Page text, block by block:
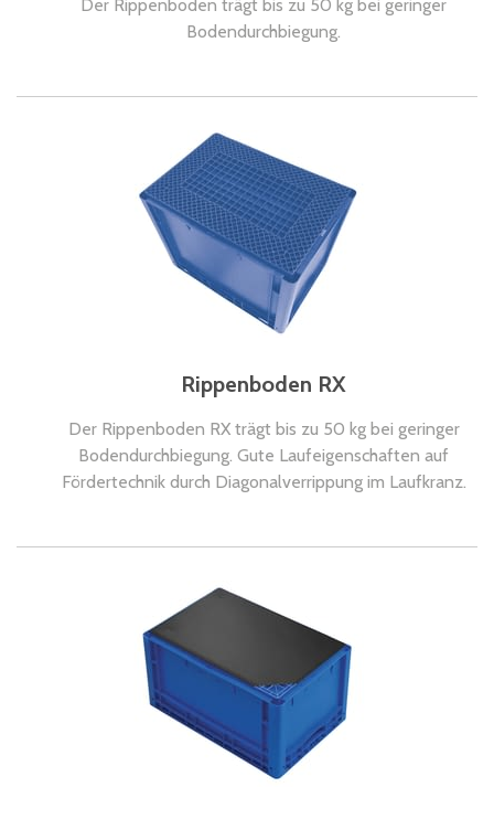
Der Rippenboden trägt bis zu 50 kg bei geringer
Bodendurchbiegung.
Rippenboden RX
Der Rippenboden RX trägt bis zu 50 kg bei geringer
Bodendurchbiegung. Gute Laufeigenschaften auf
Fördertechnik durch Diagonalverrippung im Laufkranz.